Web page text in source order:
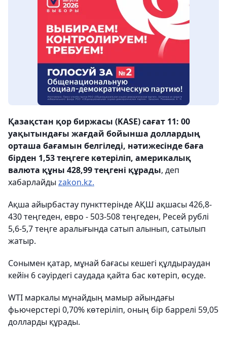
Қазақстан қор биржасы (KASE) сағат 11: 00
уақытындағы жағдай бойынша доллардың
орташа бағамын белгіледі, нәтижесінде баға
бірден 1,53 теңгеге көтеріліп, америкалық
валюта құны 428,99 теңгені құрады, деп
хабарлайды zakon.kz.
Ақша айырбастау пункттерінде АҚШ ақшасы 426,8-
430 теңгеден, евро - 503-508 теңгеден, Ресей рублі
5,6-5,7 теңге аралығында сатып алынып, сатылып
жатыр.
Сонымен қатар, мұнай бағасы кешегі құлдыраудан
кейін 6 сәуірдегі саудада қайта бас көтеріп, өсуде.
WTI маркалы мұнайдың мамыр айындағы
фьючерстері 0,70% көтеріліп, оның бір баррелі 59,05
долларды құрады.